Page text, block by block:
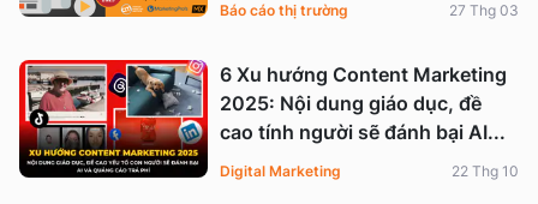
Báo cáo thị trường 27 Thg 03
6 Xu hướng Content Marketing
2025: Nội dung giáo dục, đề
cao tính người sẽ đánh bại AI...
Digital Marketing 22 Thg 10